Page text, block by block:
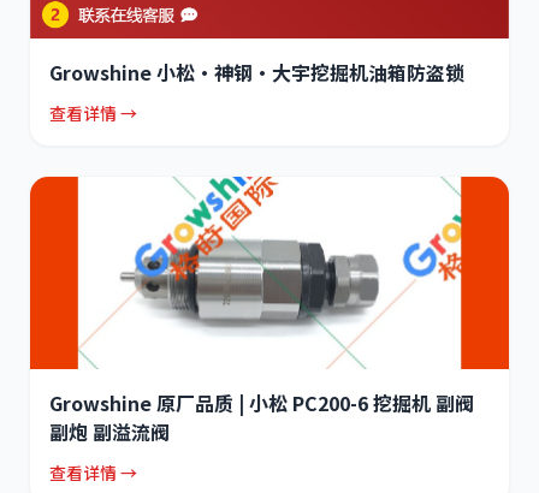
Growshine 小松·神钢·大宇挖掘机油箱防盗锁
查看详情 →
Growshine 原厂品质 | 小松 PC200-6 挖掘机 副阀
副炮 副溢流阀
查看详情 →